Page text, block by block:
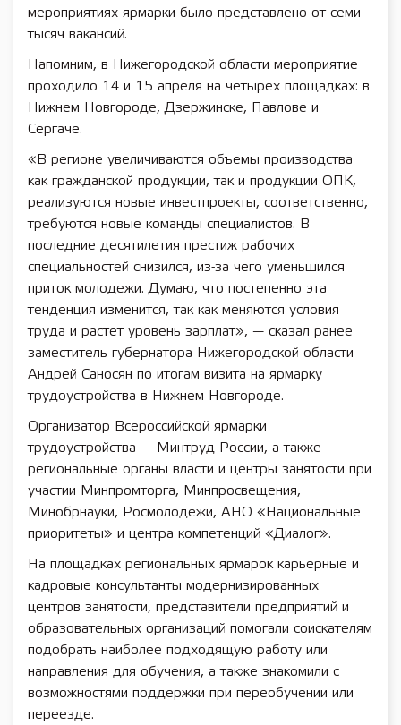
мероприятиях ярмарки было представлено от семи
тысяч вакансий.
Напомним, в Нижегородской области мероприятие
проходило 14 и 15 апреля на четырех площадках: в
Нижнем Новгороде, Дзержинске, Павлове и
Сергаче.
«В регионе увеличиваются объемы производства
как гражданской продукции, так и продукции ОПК,
реализуются новые инвестпроекты, соответственно,
требуются новые команды специалистов. В
последние десятилетия престиж рабочих
специальностей снизился, из-за чего уменьшился
приток молодежи. Думаю, что постепенно эта
тенденция изменится, так как меняются условия
труда и растет уровень зарплат», — сказал ранее
заместитель губернатора Нижегородской области
Андрей Саносян по итогам визита на ярмарку
трудоустройства в Нижнем Новгороде.
Организатор Всероссийской ярмарки
трудоустройства — Минтруд России, а также
региональные органы власти и центры занятости при
участии Минпромторга, Минпросвещения,
Минобрнауки, Росмолодежи, АНО «Национальные
приоритеты» и центра компетенций «Диалог».
На площадках региональных ярмарок карьерные и
кадровые консультанты модернизированных
центров занятости, представители предприятий и
образовательных организаций помогали соискателям
подобрать наиболее подходящую работу или
направления для обучения, а также знакомили с
возможностями поддержки при переобучении или
переезде.